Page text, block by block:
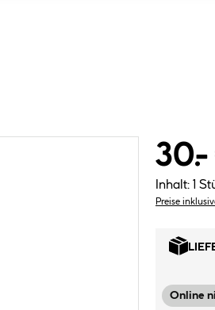
30.-
Inhalt: 1
Preise
Online